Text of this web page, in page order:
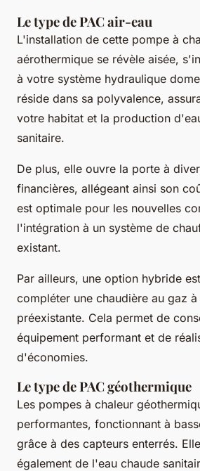
Le type de PAC air-eau
L'installation de cette pompe à
aérothermique se révèle aisée,
à votre système hydraulique
réside dans sa polyvalence,
votre habitat et la production
sanitaire.
De plus, elle ouvre la porte à
financières, allégeant ainsi son
est optimale pour les nouvelles
l'intégration à un système de
existant.
Par ailleurs, une option hybride
compléter une chaudière au gaz
préexistante. Cela permet de
équipement performant et de
d'économies.
Le type de PAC géothermique
Les pompes à chaleur
performantes, fonctionnant à
grâce à des capteurs enterrés.
également de l'eau chaude